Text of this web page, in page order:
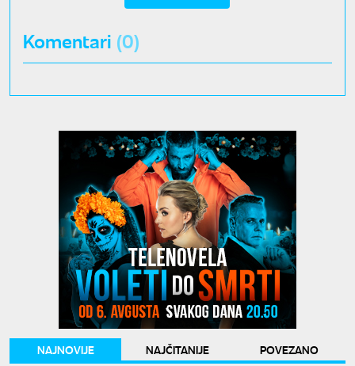
Komentari (0)
NAJNOVIJE NAJČITANIJE
POVEZANO